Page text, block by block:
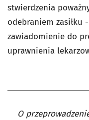
stwierdzenia
odebraniem zasiłku
zawiadomienie do
uprawnienia
O